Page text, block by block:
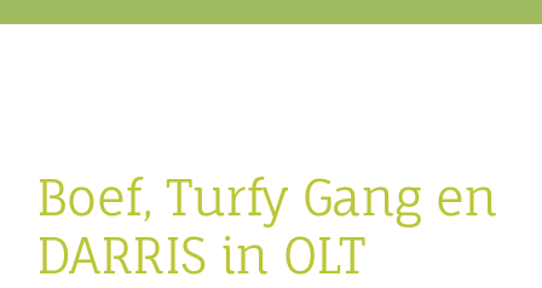
Eibergen onderneemt
Winkels
Bedrijven
Boef, Turfy Gang en
DARRIS in OLT